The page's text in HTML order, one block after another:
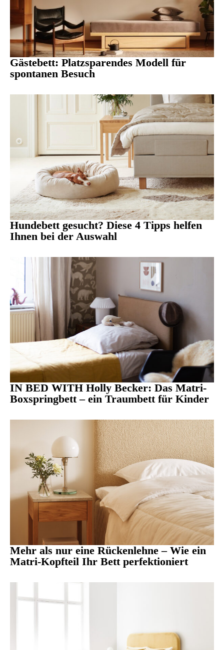
Gästebett: Platzsparendes Modell für
spontanen Besuch
Hundebett gesucht? Diese 4 Tipps helfen
Ihnen bei der Auswahl
IN BED WITH Holly Becker: Das Matri-
Boxspringbett – ein Traumbett für Kinder
Mehr als nur eine Rückenlehne – Wie ein
Matri-Kopfteil Ihr Bett perfektioniert